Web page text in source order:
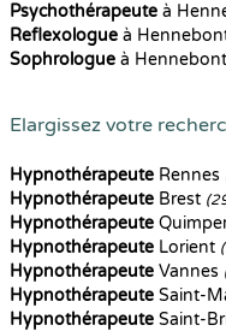
Psychothérapeute à
Reflexologue à
Sophrologue à Hennebont
Elargissez votre
Hypnothérapeute Rennes
Hypnothérapeute Brest
Hypnothérapeute
Hypnothérapeute Lorient
Hypnothérapeute Vannes
Hypnothérapeute Saint-
Hypnothérapeute Saint-